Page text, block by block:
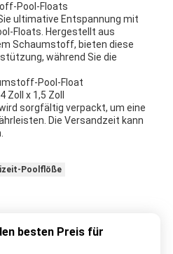
Pool-Floats
ultimative Entspannung mit
Floats. Hergestellt aus
Schaumstoff, bieten diese
während Sie die
Pool-Float
Zoll x 1,5 Zoll
sorgfältig verpackt, um eine
Die Versandzeit kann
Poolflöße
besten Preis für